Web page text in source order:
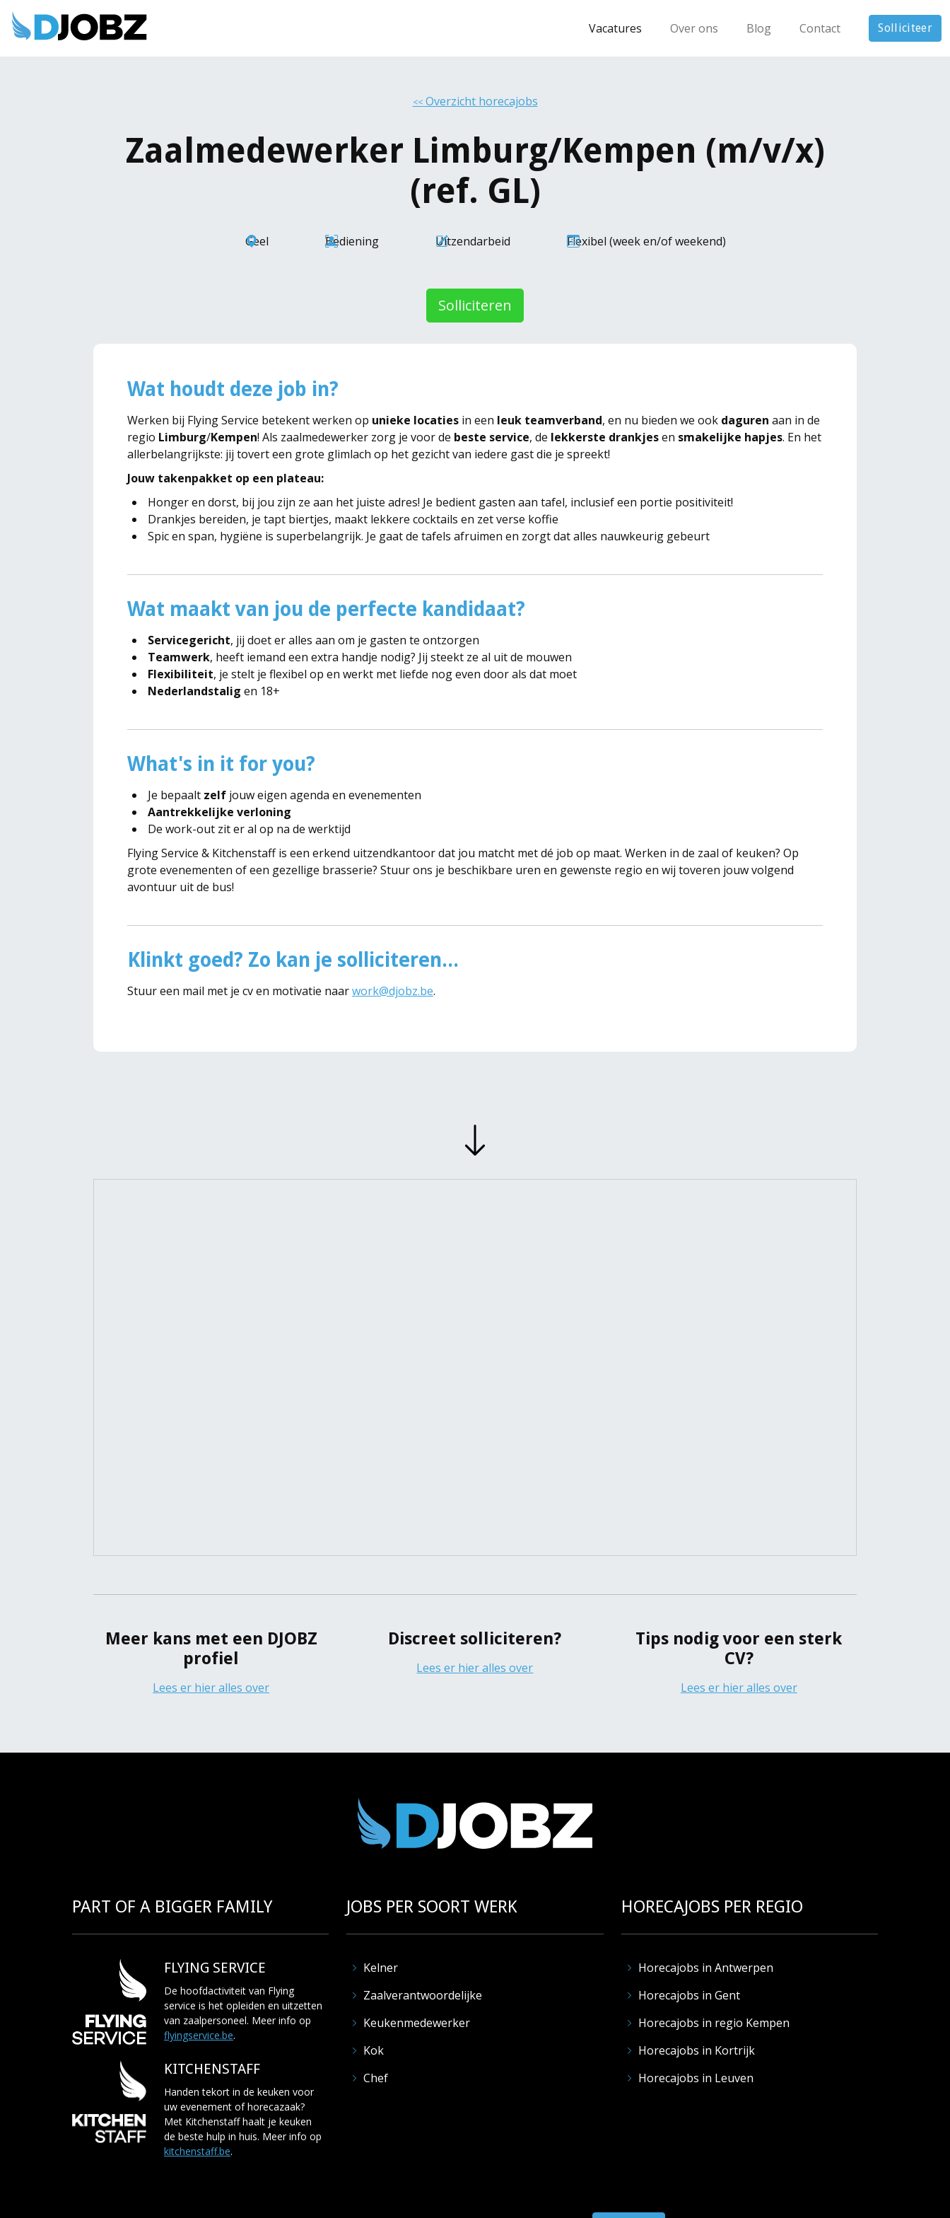
Vacatures Over ons Blog Contact Solliciteer
<<Overzicht horecajobs
Zaalmedewerker Limburg/Kempen (m/v/x)
(ref. GL)
Geel Bediening Uitzendarbeid Flexibel (week en/of weekend)
Solliciteren
Wat houdt deze job in?
Werken bij Flying Service betekent werken op unieke locaties in een leuk teamverband, en nu bieden we ook daguren aan in de
regio Limburg/Kempen! Als zaalmedewerker zorg je voor de beste service, de lekkerste drankjesen smakelijke hapjes. En het
allerbelangrijkste: jij tovert een grote glimlach op het gezicht van iedere gast die je spreekt!
Jouw takenpakket op een plateau:
Honger en dorst, bij jou zijn ze aan het juiste adres! Je bedient gasten aan tafel, inclusief een portie positiviteit!
Drankjes bereiden, je tapt biertjes, maakt lekkere cocktails en zet verse koffie
Spic en span, hygiëne is superbelangrijk. Je gaat de tafels afruimen en zorgt dat alles nauwkeurig gebeurt
Wat maakt van jou de perfecte kandidaat?
Servicegericht, jij doet er alles aan om je gasten te ontzorgen
Teamwerk, heeft iemand een extra handje nodig? Jij steekt ze al uit de mouwen
Flexibiliteit, je stelt je flexibel op en werkt met liefde nog even door als dat moet
Nederlandstalig en 18+
What's in it for you?
Je bepaalt zelf jouw eigen agenda en evenementen
Aantrekkelijke verloning
De work-out zit er al op na de werktijd
Flying Service & Kitchenstaff is een erkend uitzendkantoor dat jou matcht met dé job op maat. Werken in de zaal of keuken? Op
grote evenementen of een gezellige brasserie? Stuur ons je beschikbare uren en gewenste regio en wij toveren jouw volgend
avontuur uit de bus!
Klinkt goed? Zo kan je solliciteren...
Stuur een mail met je cv en motivatie naarwork@djobz.be.
Meer kans met een DJOBZ
profiel
Lees er hier alles over
Discreet solliciteren?
Lees er hier alles over
Tips nodig voor een sterk
CV?
Lees er hier alles over
PART OF A BIGGER FAMILY
FLYING SERVICE
De hoofdactiviteit van Flying
service is het opleiden en uitzetten
van zaalpersoneel. Meer info op
flyingservice.be.
KITCHENSTAFF
Handen tekort in de keuken voor
uw evenement of horecazaak?
Met Kitchenstaff haalt je keuken
de beste hulp in huis. Meer info op
kitchenstaff.be.
JOBS PER SOORT WERK
Kelner
Zaalverantwoordelijke
Keukenmedewerker
Kok
Chef
HORECAJOBS PER REGIO
Horecajobs in Antwerpen
Horecajobs in Gent
Horecajobs in regio Kempen
Horecajobs in Kortrijk
Horecajobs in Leuven